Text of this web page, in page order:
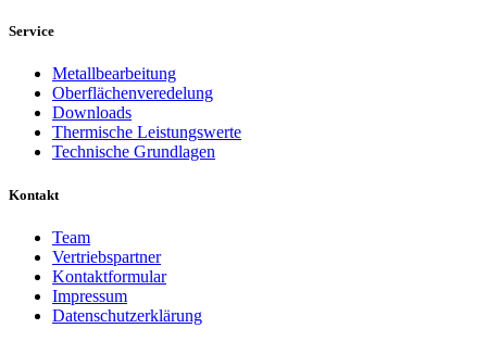
Service
Metallbearbeitung
Oberflächenveredelung
Downloads
Thermische Leistungswerte
Technische Grundlagen
Kontakt
Team
Vertriebspartner
Kontaktformular
Impressum
Datenschutzerklärung